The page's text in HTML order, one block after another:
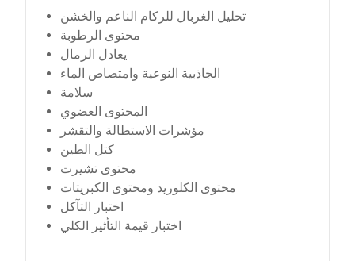
تحليل الغربال للركام الناعم والخشن
محتوى الرطوبة
يعادل الرمال
الجاذبية النوعية وامتصاص الماء
سلامة
المحتوى العضوي
مؤشرات الاستطالة والتقشر
كتل الطين
محتوى تشيرت
محتوى الكلوريد ومحتوى الكبريتات
اختبار التآكل
اختبار قيمة التأثير الكلي